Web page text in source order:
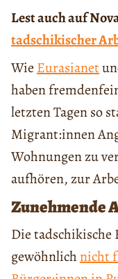
Lest auch auf
tadschikischer
Wie Eurasianet
haben
letzten Tagen so
Migrant:innen
Wohnungen zu
aufhören, zur
Zunehmende
Die
gewöhnlichnicht